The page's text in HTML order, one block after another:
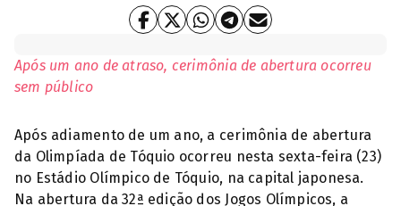
Após um ano de atraso, cerimônia de abertura ocorreu
sem público
Após adiamento de um ano, a cerimônia de abertura
da Olimpíada de Tóquio ocorreu nesta sexta-feira (23)
no Estádio Olímpico de Tóquio, na capital japonesa.
Na abertura da 32ª edição dos Jogos Olímpicos, a